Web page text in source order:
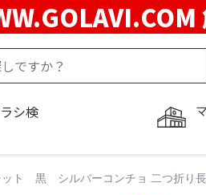
シ検
黒 シルバーコンチョ 二つ折り長